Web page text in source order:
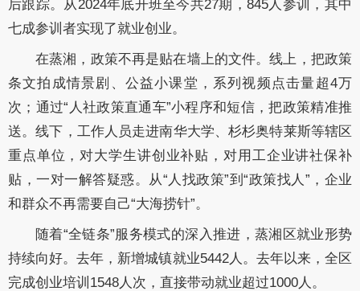
后跟踪。从2024年底开班至今共27期，845人参训，其中
七成参训者实现了就业创业。
在蒸湘，政策不再是贴在墙上的文件。线上，把政策
条文拍成情景剧、公益小课堂，系列视频点击量超4万
次；通过“人社政策直通车”小程序和短信，把政策精准推
送。线下，工作人员走进南华大学、杉杉奥特莱斯等辖区
重点单位，对大学生讲创业补贴，对用工企业讲社保补
贴，一对一解答疑惑。从“人找政策”到“政策找人”，企业
和群众不再需要自己“大海捞针”。
随着“全链条”服务模式的深入推进，蒸湘区就业形势
持续向好。去年，新增城镇就业5442人。去年以来，全区
完成创业培训1548人次，直接带动就业超过1000人。